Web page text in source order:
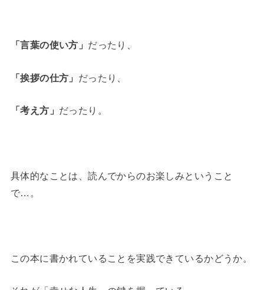
「言葉の使い方」 だったり、
「挨拶の仕方」 だったり、
「考え方」 だったり。
具体的なことは、読んでからのお楽しみということ
で…。
この本に書かれていることを実践できているかどうか。